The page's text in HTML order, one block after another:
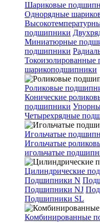
Шариковые
Однорядные
подшипники
Миниатюрные
подшипники
шарикоподшипники
Роликовые
Конические
подшипники
Четырехрядные
Игольчатые
Игольчатые
игольчатые
Цилиндрические
Подшипники N
Подшипники NJ
Подшипники SL
Комбинированные